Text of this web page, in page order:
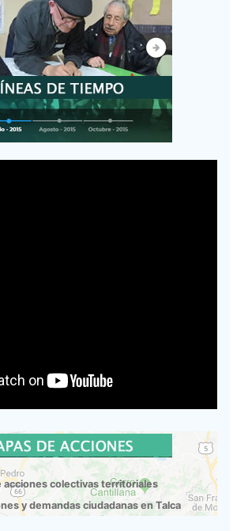
acciones colectivas territoriales
y demandas ciudadanas en Talca